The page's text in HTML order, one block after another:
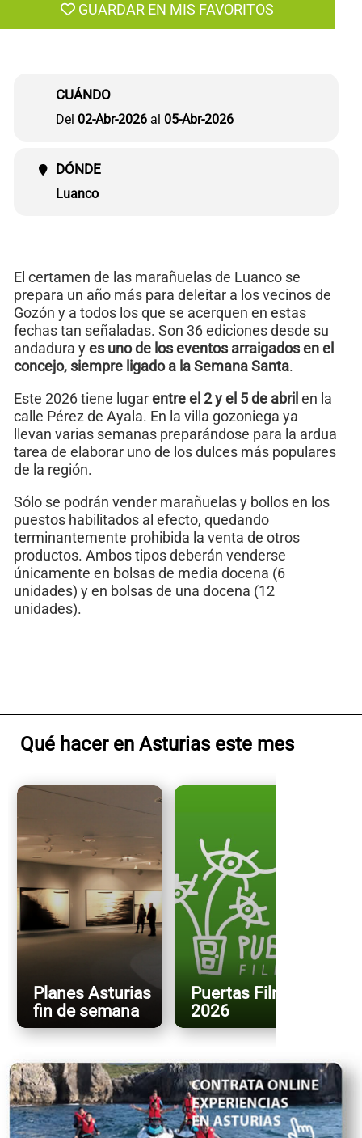
GUARDAR EN MIS FAVORITOS
CUÁNDO
Del 02-Abr-2026 al 05-Abr-2026
DÓNDE
Luanco
El certamen de las marañuelas de Luanco se
prepara un año más para deleitar a los vecinos de
Gozón y a todos los que se acerquen en estas
fechas tan señaladas. Son 36 ediciones desde su
andadura yes uno de los eventos arraigados en el
concejo, siempre ligado a la Semana Santa.
Este 2026 tiene lugarentre el 2 y el 5 de abril en la
calle Pérez de Ayala. En la villa gozoniega ya
llevan varias semanas preparándose para la ardua
tarea de elaborar uno de los dulces más populares
de la región.
Sólo se podrán vender marañuelas y bollos en los
puestos habilitados al efecto, quedando
terminantemente prohibida la venta de otros
productos. Ambos tipos deberán venderse
únicamente en bolsas de media docena (6
unidades) y en bolsas de una docena (12
unidades).
Qué hacer en Asturias este mes
Planes Asturias
fin de semana
Puertas FilmFest
2026